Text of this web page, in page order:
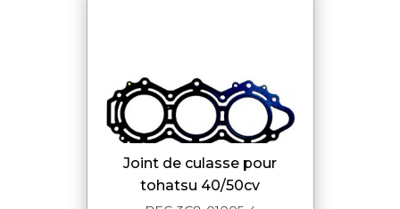
joint de culasse pour
tohatsu 40/50cv